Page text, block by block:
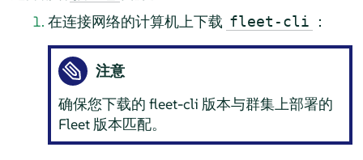
在连接网络的计算机上下载 fleet-cli ：
注意
确保您下载的 fleet-cli 版本与群集上部署的
Fleet 版本匹配。